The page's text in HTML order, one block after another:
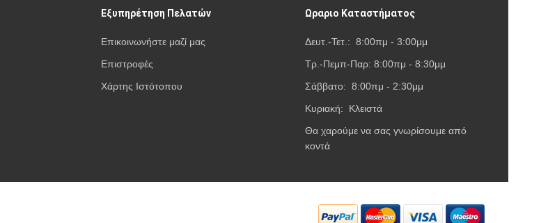
Εξυπηρέτηση Πελατών
Επικοινωνήστε μαζί μας
Επιστροφές
Χάρτης Ιστότοπου
Ωραριο Καταστήματος
Δευτ.-Τετ.: 8:00πμ - 3:00μμ
Τρ.-Πεμπ-Παρ: 8:00πμ - 8:30μμ
Σάββατο: 8:00πμ - 2:30μμ
Κυριακή: Κλειστά
Θα χαρούμε να σας γνωρίσουμε από
κοντά